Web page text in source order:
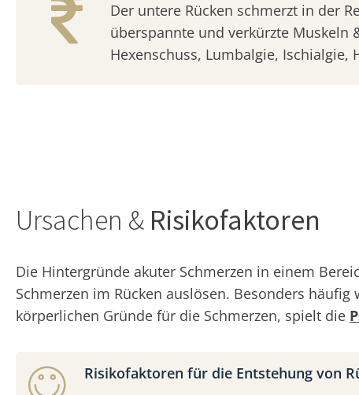
Der untere Rücken schmerzt in der
überspannte und verkürzte Muskeln
Hexenschuss, Lumbalgie, Ischialgie,
Ursachen & Risikofaktoren
Die Hintergründe akuter Schmerzen in einem
Schmerzen im Rücken auslösen. Besonders häufig
körperlichen Gründe für die Schmerzen, spielt die
Risikofaktoren für die Entstehung von